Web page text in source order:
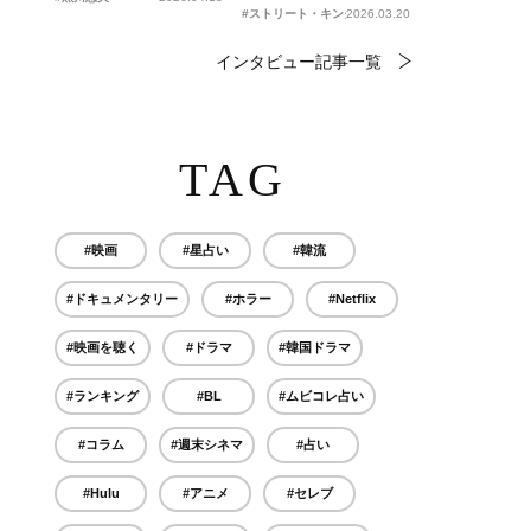
#ストリート・キングダム 自分の音を鳴らせ。
2026.03.20
インタビュー記事一覧
TAG
#映画 #星占い #韓流
#ドキュメンタリー #ホラー #Netflix
#映画を聴く #ドラマ #韓国ドラマ
#ランキング #BL #ムビコレ占い
#コラム #週末シネマ #占い
#Hulu #アニメ #セレブ